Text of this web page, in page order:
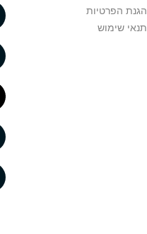
הגנת הפרטיות
תנאי שימוש